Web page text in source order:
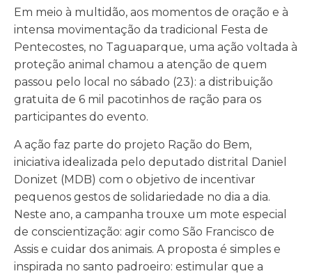
Em meio à multidão, aos momentos de oração e à
intensa movimentação da tradicional Festa de
Pentecostes, no Taguaparque, uma ação voltada à
proteção animal chamou a atenção de quem
passou pelo local no sábado (23): a distribuição
gratuita de 6 mil pacotinhos de ração para os
participantes do evento.
A ação faz parte do projeto Ração do Bem,
iniciativa idealizada pelo deputado distrital Daniel
Donizet (MDB) com o objetivo de incentivar
pequenos gestos de solidariedade no dia a dia.
Neste ano, a campanha trouxe um mote especial
de conscientização: agir como São Francisco de
Assis e cuidar dos animais. A proposta é simples e
inspirada no santo padroeiro: estimular que a